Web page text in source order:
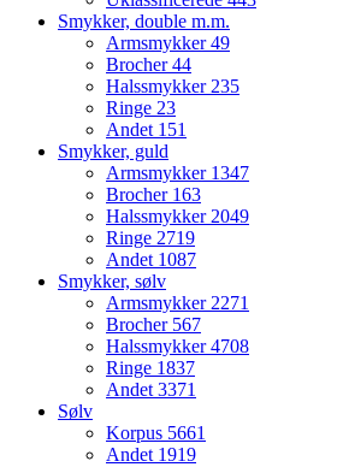
Smykker, double m.m.
Armsmykker49
Brocher44
Halssmykker235
Ringe 23
Andet 151
Smykker, guld
Armsmykker 1347
Brocher 163
Halssmykker2049
Ringe 2719
Andet 1087
Smykker, sølv
Armsmykker2271
Brocher 567
Halssmykker4708
Ringe 1837
Andet3371
Sølv
Korpus 5661
Andet 1919